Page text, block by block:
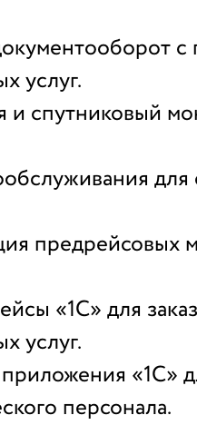
с
услуг.
и спутниковый
для
предрейсовых
«1С» для
услуг.
«1С»
персонала.